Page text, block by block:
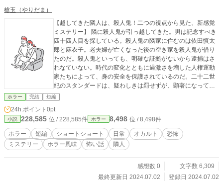
槍玉（やりだま）
【越してきた隣人は、殺人鬼！二つの視点から見た、新感覚
ミステリー】 隣に殺人鬼が引っ越してきた。男は記念すべき
四十四人目を探している。殺人鬼の隣家に住むのは依田慎太
郎と麻衣子。老夫婦が亡くなった後の空き家を殺人鬼が借り
たのだ。殺人鬼といっても、明確な証拠がないから逮捕はさ
れなていない。時代の変化とともに過激さを増した人権運動
家たちによって、身の安全を保護されているのだ。二十二世
紀のスタンダードは、疑わしきは罰せずが、顕著になってい
たのだ。 二つの側面から物語を作るSIDE-AとSIDE-B、お楽
しみください。 SIDE-Aは依田家側からのお話 SIDE-Bは笹岡
倉側からのお話です ※この作品はすべてフィクションであり
実在の人物・団体等とは一切関係ありません。
ホラー 完結 短編
24h.ポイント 0pt
小説 228,585 位 / 228,585件 ホラー 8,498 位 / 8,498件
ホラー 短編 ショートショート 日常 オカルト
恐怖
ミステリー
ホラー風味 怖い話 隣人
感想数 0
文字数 6,309
最終更新日 2024.07.02
登録日 2024.07.02